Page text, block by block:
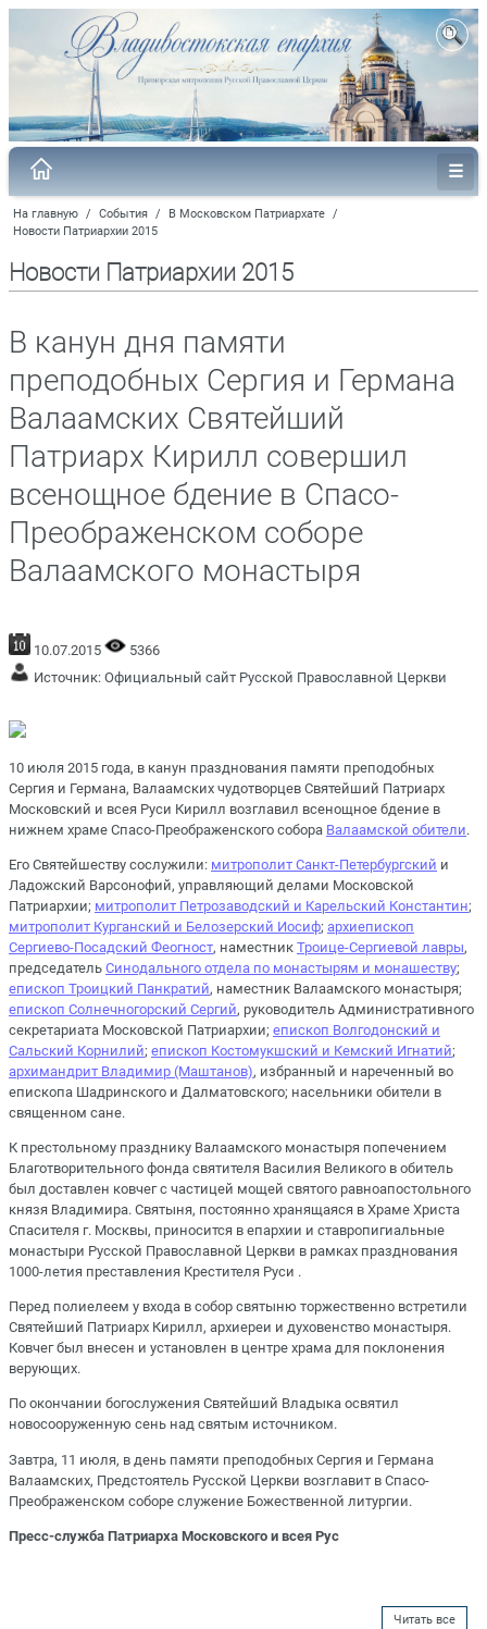
На главную / События / В Московском Патриархате /
Новости Патриархии 2015
Новости Патриархии 2015
В канун дня памяти
преподобных Сергия и Германа
Валаамских Святейший
Патриарх Кирилл совершил
всенощное бдение в Спасо-
Преображенском соборе
Валаамского монастыря
10.07.2015
5366
Источник: Официальный сайт Русской Православной Церкви
10 июля 2015 года, в канун празднования памяти преподобных
Сергия и Германа, Валаамских чудотворцев Святейший Патриарх
Московский и всея Руси Кирилл возглавил всенощное бдение в
нижнем храме Спасо-Преображенского собора Валаамской обители.
Его Святейшеству сослужили: митрополит Санкт-Петербургский и
Ладожский Варсонофий, управляющий делами Московской
Патриархии; митрополит Петрозаводский и Карельский Константин;
митрополит Курганский и Белозерский Иосиф; архиепископ
Сергиево-Посадский Феогност, наместник Троице-Сергиевой лавры,
председатель Синодального отдела по монастырям и монашеству;
епископ Троицкий Панкратий, наместник Валаамского монастыря;
епископ Солнечногорский Сергий, руководитель Административного
секретариата Московской Патриархии; епископ Волгодонский и
Сальский Корнилий; епископ Костомукшский и Кемский Игнатий;
архимандрит Владимир (Маштанов), избранный и нареченный во
епископа Шадринского и Далматовского; насельники обители в
священном сане.
К престольному празднику Валаамского монастыря попечением
Благотворительного фонда святителя Василия Великого в обитель
был доставлен ковчег с частицей мощей святого равноапостольного
князя Владимира. Святыня, постоянно хранящаяся в Храме Христа
Спасителя г. Москвы, приносится в епархии и ставропигиальные
монастыри Русской Православной Церкви в рамках празднования
1000-летия преставления Крестителя Руси .
Перед полиелеем у входа в собор святыню торжественно встретили
Святейший Патриарх Кирилл, архиереи и духовенство монастыря.
Ковчег был внесен и установлен в центре храма для поклонения
верующих.
По окончании богослужения Святейший Владыка освятил
новосооруженную сень над святым источником.
Завтра, 11 июля, в день памяти преподобных Сергия и Германа
Валаамских, Предстоятель Русской Церкви возглавит в Спасо-
Преображенском соборе служение Божественной литургии.
Пресс-служба Патриарха Московского и всея Рус
Читать все